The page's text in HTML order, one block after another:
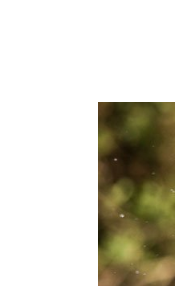
Sie
sind
hier